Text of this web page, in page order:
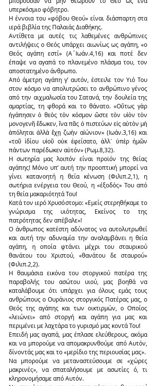
υπερκόσμιο φόβητρο.
Η έννοια του «φόβου Θεού» είναι διάσπαρτη στα
ιερά βιβλία της Παλαιάς Διαθήκης.
Αντίθετα με αυτές τις λαθεμένες ανθρώπινες
αντιλήψεις ο Θεός υπάρχει αιωνίως ως αγάπη, «ο
Θεός αγάπη εστί» (Α΄Ιωάν.4,16) και ποτέ δεν
έπαψε να αγαπά το πλανεμένο πλάσμα του, τον
αποστατημένο άνθρωπο.
Από άμετρη αγάπη γ’ αυτόν, έστειλε τον Υιό Του
στον κόσμο να απολυτρώσει το ανθρώπινο γένος
από την αιχμαλωσία του Σατανά, την δουλεία της
αμαρτίας, τη φθορά και το θάνατο. «Οὕτως γὰρ
ἠγάπησεν ὁ θεὸς τὸν κόσμον ὥστε τὸν υἱὸν τὸν
μονογενῆ ἔδωκεν, ἵνα πᾶς ὁ πιστεύων εἰς αὐτὸν μὴ
ἀπόληται ἀλλὰ ἔχῃ ζωὴν αἰώνιον» (Ιωάν.3,16) και
«τοῦ ἰδίου υἱοῦ οὐκ ἐφείσατο, ἀλλ᾿ ὑπὲρ ἡμῶν
πάντων παρέδωκεν αὐτόν» (Ρωμ.8,32).
Η σωτηρία μας λοιπόν είναι προϊόν της θείας
αγάπης! Μόνο υπ’ αυτή την προοπτική μπορεί να
γίνει κατανοητή η θεία κένωση (Φιλιπ.2,1), η
σωτήρια ενέργεια του Θεού, η «έξοδός» Του από
τη θεία μακαριότητά Του!
Κατά τον ιερό Χρυσόστομο: «Εμείς στερηθήκαμε το
γνώρισμα της υιότητας, Εκείνος το της
πατρότητας δεν απέβαλε»!
Ο άνθρωπος κατέστη αδύνατος να αυτολυτρωθεί
και αυτή την αδυναμία την αναλαμβάνει η θεία
αγάπη, η οποία φτάνει μέχρι του σταυρικού
θανάτου του Χριστού, «θανάτου δε σταυρού»
(Φιλιπ.2,2).
Η θαυμάσια εικόνα του στοργικού πατέρα της
παραβολής του ασώτου υιού, μας βοηθά να
καταλάβουμε ότι υπάρχει για όλους εμάς τους
ανθρώπους ο Ουράνιος στοργικός Πατέρας μας, ο
Θεός της αγάπης και των οικτιρμών, ο Οποίος
«λειώνει» από στοργή και αγάπη για μας και
περιμένει με λαχτάρα το γυρισμό μας κοντά Του!
Επειδή μας αγαπά, μας έπλασε ελεύθερους, ακόμα
και να μπορούμε να απομακρυνθούμε από Αυτόν,
δίνοντάς μας και το «μερίδιο της περιουσίας μας».
Να μπορούμε να μεταναστεύσουμε σε «χώρες
μακρινές», να σπαταλήσουμε με ασωτίες ό, τι
κληρονομήσαμε από Αυτόν.